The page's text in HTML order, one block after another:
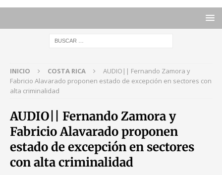
INICIO COSTA RICA
AUDIO|| Fernando Zamora y
Fabricio Alavarado proponen estado de excepción en sectores con
alta criminalidad
AUDIO|| Fernando Zamora y
Fabricio Alavarado proponen
estado de excepción en sectores
con alta criminalidad